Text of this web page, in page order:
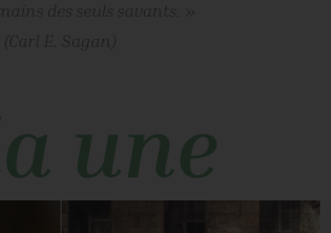
(Carl E. Sagan)
une